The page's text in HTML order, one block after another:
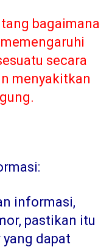
bagaimana
secara
menyakitkan
informasi,
pastikan itu
dapat